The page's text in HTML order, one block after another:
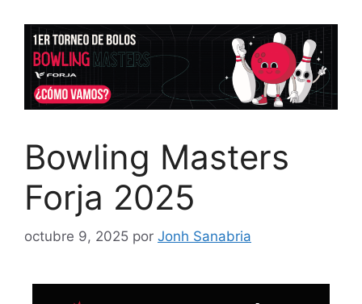
Bowling Masters
Forja 2025
octubre 9, 2025 por Jonh Sanabria